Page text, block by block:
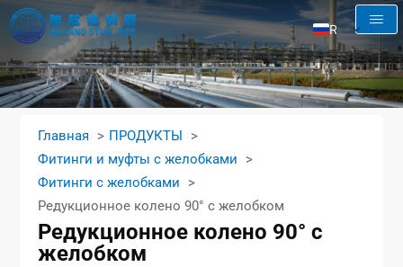
RU
EN
AR
Главная
ПРОДУКТЫ
Фитинги и муфты с желобками
Фитинги с желобками
Редукционное колено 90° с желобком
Редукционное колено 90° с
желобком